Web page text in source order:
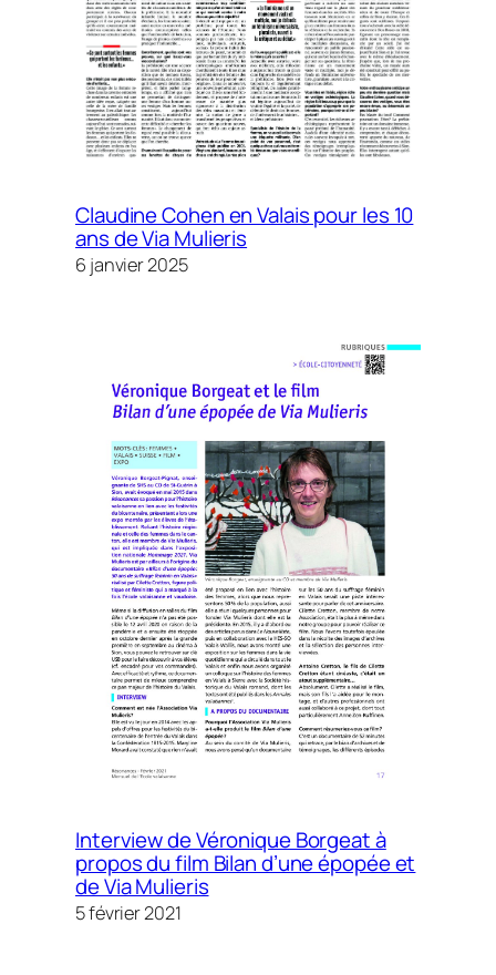
Claudine Cohen en Valais pour les 10
ans de Via Mulieris
6 janvier 2025
Interview de Véronique Borgeat à
propos du film Bilan d’une épopée et
de Via Mulieris
5 février 2021